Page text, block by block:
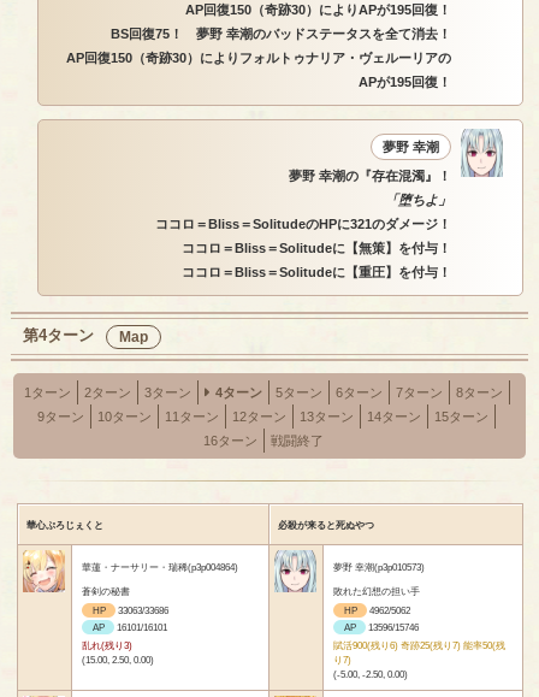
AP回復150（奇跡30）によりAPが195回復！
BS回復75！ 夢野 幸潮のバッドステータスを全て消去！
AP回復150（奇跡30）によりフォルトゥナリア・ヴェルーリアの
APが195回復！
夢野 幸潮
夢野 幸潮の『存在混濁』！
「堕ちよ」
ココロ＝Bliss＝SolitudeのHPに321のダメージ！
ココロ＝Bliss＝Solitudeに【無策】を付与！
ココロ＝Bliss＝Solitudeに【重圧】を付与！
第4ターン Map
1ターン 2ターン 3ターン 4ターン 5ターン 6ターン 7ターン
8ターン
9ターン
10ターン 11ターン 12ターン 13ターン 14ターン
15ターン
16ターン
戦闘終了
華心ぷろじぇくと 必殺が来ると死ぬやつ
華蓮・ナーサリー・瑞稀(p3p004864)
蒼剣の秘書
HP
33063/33686
AP
16101/16101
乱れ(残り3)
(15.00, 2.50, 0.00)
夢野 幸潮(p3p010573)
敗れた幻想の担い手
HP
4962/5062
AP
13596/15746
賦活900(残り6) 奇跡25(残り7) 能率50(残
り7)
(-5.00, -2.50, 0.00)